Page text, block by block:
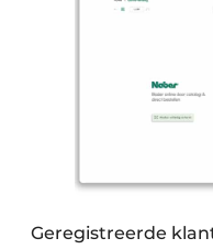
Geregistreerde